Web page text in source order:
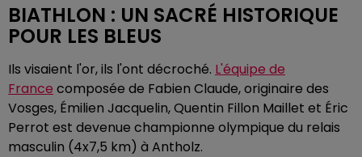
BIATHLON : UN SACRÉ HISTORIQUE
POUR LES BLEUS
Ils visaient l'or, ils l'ont décroché. L'équipe de
France composée de Fabien Claude, originaire des
Vosges, Émilien Jacquelin, Quentin Fillon Maillet et Éric
Perrot est devenue championne olympique du relais
masculin (4x7,5 km) à Antholz.